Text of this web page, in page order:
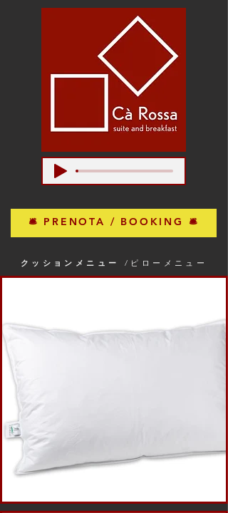
🛎 PRENOTA / BOOKING 🛎
クッションメニュー /ピローメニュー